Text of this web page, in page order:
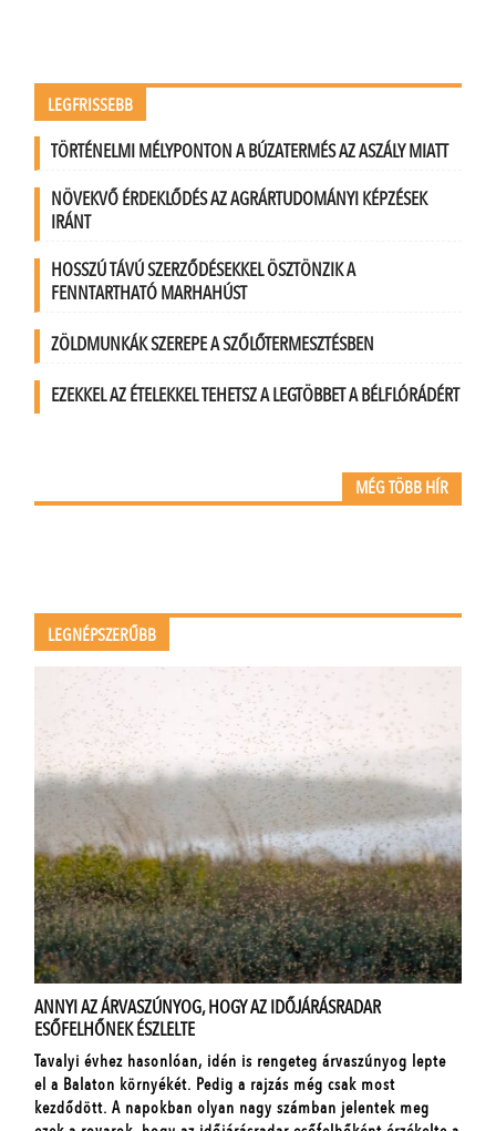
LEGFRISSEBB
TÖRTÉNELMI MÉLYPONTON A BÚZATERMÉS AZ ASZÁLY MIATT
NÖVEKVŐ ÉRDEKLŐDÉS AZ AGRÁRTUDOMÁNYI KÉPZÉSEK
IRÁNT
HOSSZÚ TÁVÚ SZERZŐDÉSEKKEL ÖSZTÖNZIK A
FENNTARTHATÓ MARHAHÚST
ZÖLDMUNKÁK SZEREPE A SZŐLŐTERMESZTÉSBEN
EZEKKEL AZ ÉTELEKKEL TEHETSZ A LEGTÖBBET A BÉLFLÓRÁDÉRT
MÉG TÖBB HÍR
LEGNÉPSZERŰBB